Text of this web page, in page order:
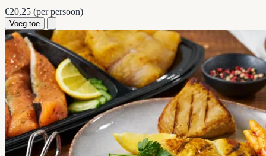
€20,25 (per persoon)
Voeg toe